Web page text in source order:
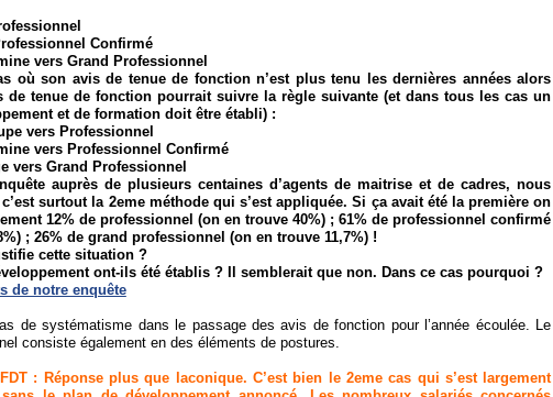
Confirmé
vers Grand Professionnel
où son avis de tenue de fonction n’est plus tenu les dernières années alors
de tenue de fonction pourrait suivre la règle suivante (et dans tous les cas un
et de formation doit être établi) :
vers Professionnel
vers Professionnel Confirmé
vers Grand Professionnel
auprès de plusieurs centaines d’agents de maitrise et de cadres, nous
surtout la 2eme méthode qui s’est appliquée. Si ça avait été la première on
12% de professionnel (on en trouve 40%) ; 61% de professionnel confirmé
; 26% de grand professionnel (on en trouve 11,7%) !
cette situation ?
ont-ils été établis ? Il semblerait que non. Dans ce cas pourquoi ?
de notre enquête
de systématisme dans le passage des avis de fonction pour l’année écoulée. Le
consiste également en des éléments de postures.
: Réponse plus que laconique. C’est bien le 2eme cas qui s’est largement